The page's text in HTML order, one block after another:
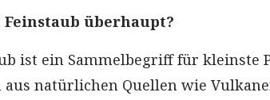
Feinstaub überhaupt?
ist ein Sammelbegriff für kleinste
aus natürlichen Quellen wie